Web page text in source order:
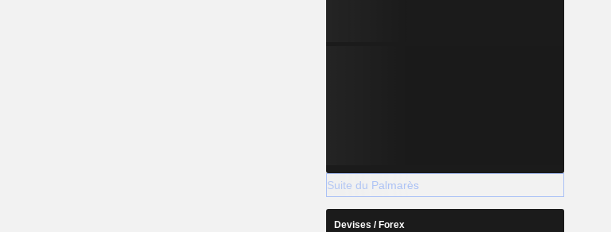
Suite du Palmarès
Devises / Forex